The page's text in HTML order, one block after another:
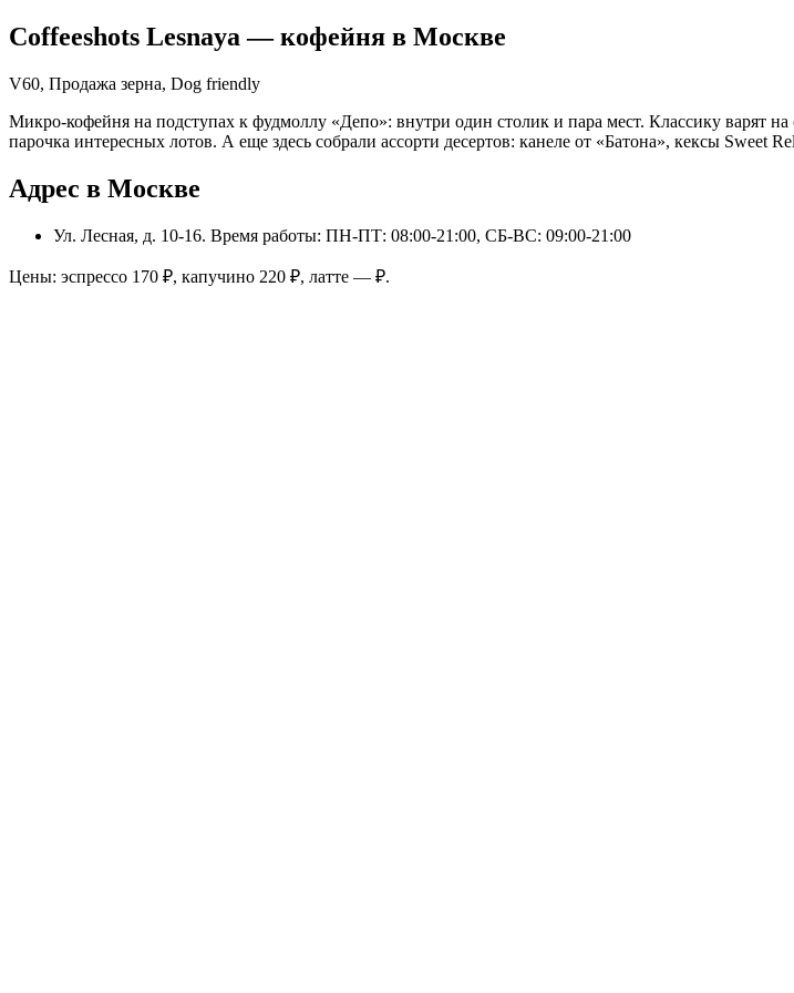
Coffeeshots Lesnaya — кофейня в Москве
V60, Продажа зерна, Dog friendly
Микро-кофейня на подступах к фудмоллу «Депо»: внутри один столик и пара мест. Классику варят
парочка интересных лотов. А еще здесь собрали ассорти десертов: канеле от «Батона», кексы
Адрес в Москве
Ул. Лесная, д. 10-16. Время работы: ПН-ПТ: 08:00-21:00, СБ-ВС: 09:00-21:00
Цены: эспрессо 170 ₽, капучино 220 ₽, латте — ₽.